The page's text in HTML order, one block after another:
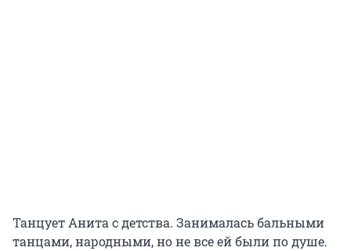
Танцует Анита с детства. Занималась бальными
танцами, народными, но не все ей были по душе.